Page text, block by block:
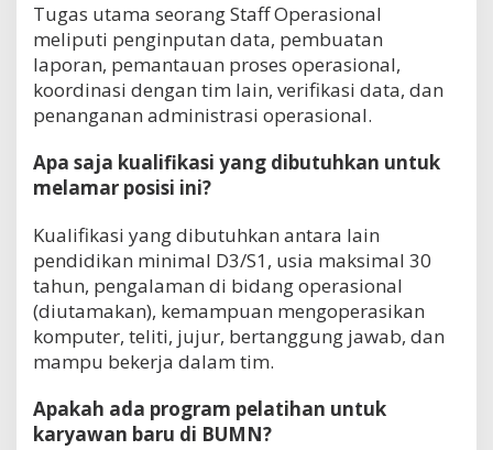
Tugas utama seorang Staff Operasional
meliputi penginputan data, pembuatan
laporan, pemantauan proses operasional,
koordinasi dengan tim lain, verifikasi data, dan
penanganan administrasi operasional.
Apa saja kualifikasi yang dibutuhkan untuk
melamar posisi ini?
Kualifikasi yang dibutuhkan antara lain
pendidikan minimal D3/S1, usia maksimal 30
tahun, pengalaman di bidang operasional
(diutamakan), kemampuan mengoperasikan
komputer, teliti, jujur, bertanggung jawab, dan
mampu bekerja dalam tim.
Apakah ada program pelatihan untuk
karyawan baru di BUMN?